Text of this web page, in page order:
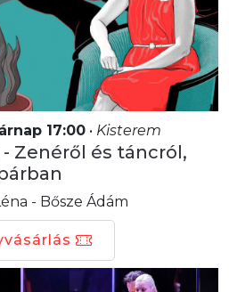
17:00• Kisterem
Zenéről és táncról,
- Bősze Ádám